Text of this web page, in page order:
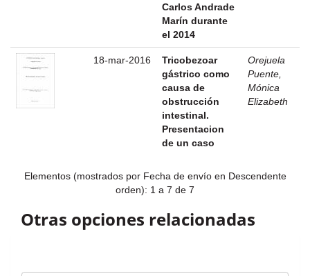
Carlos Andrade
Marín durante
el 2014
18-mar-2016
Tricobezoar
gástrico como
causa de
obstrucción
intestinal.
Presentacion
de un caso
Orejuela
Puente,
Mónica
Elizabeth
Elementos (mostrados por Fecha de envío en Descendente
orden): 1 a 7 de 7
Otras opciones relacionadas